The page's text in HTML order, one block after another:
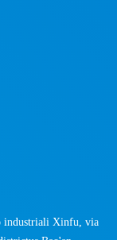
industriali Xinfu, via